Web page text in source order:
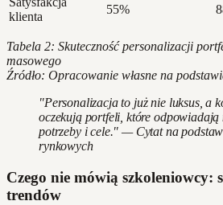
klienta
55%
Tabela 2: Skuteczność personalizacji
masowego
Źródło: Opracowanie własne na
"Personalizacja to już nie luksus, a
oczekują portfeli, które odpowiadają
potrzeby i cele." — Cytat na
rynkowych
Czego nie mówią
trendów